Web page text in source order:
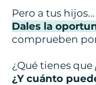
Pero a tus hijos...
Dales la
comprueben
¿Qué tienes que
¿Y cuánto